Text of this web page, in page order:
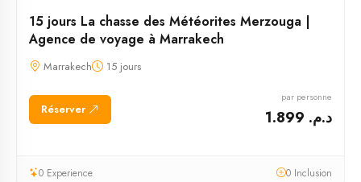
15 jours La chasse des Météorites Merzouga |
Agence de voyage à Marrakech
Marrakech 15 jours
Réserver
par personne
د.م. 1.899
0 Experience 0 Inclusion